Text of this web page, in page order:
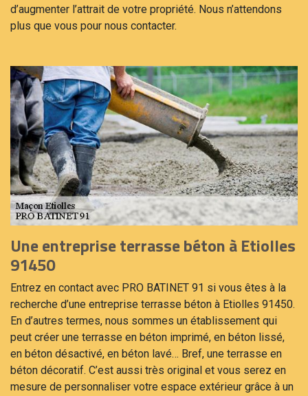
d’augmenter l’attrait de votre propriété. Nous n’attendons
plus que vous pour nous contacter.
Une entreprise terrasse béton à Etiolles
91450
Entrez en contact avec PRO BATINET 91 si vous êtes à la
recherche d’une entreprise terrasse béton à Etiolles 91450.
En d’autres termes, nous sommes un établissement qui
peut créer une terrasse en béton imprimé, en béton lissé,
en béton désactivé, en béton lavé… Bref, une terrasse en
béton décoratif. C’est aussi très original et vous serez en
mesure de personnaliser votre espace extérieur grâce à un